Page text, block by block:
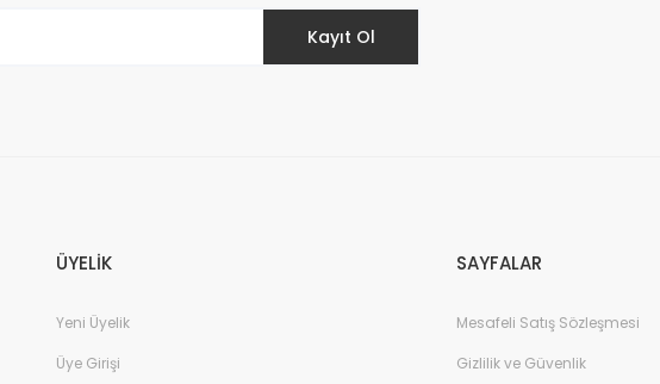
Kayıt Ol
ÜYELİK
Yeni Üyelik
Üye Girişi
SAYFALAR
Mesafeli Satış Sözleşmesi
Gizlilik ve Güvenlik